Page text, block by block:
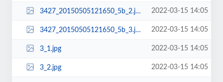
3427_20150505121650_5b_2.jpg 2022-03-15 14:05
3427_20150505121650_5b_3.jpg 2022-03-15 14:05
3_1.jpg 2022-03-15 14:05
3_2.jpg 2022-03-15 14:05